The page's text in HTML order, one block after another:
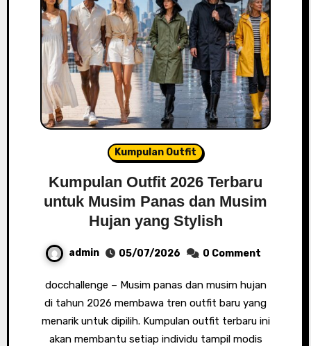
Kumpulan Outfit
Kumpulan Outfit 2026 Terbaru
untuk Musim Panas dan Musim
Hujan yang Stylish
admin 05/07/2026 0 Comment
docchallenge – Musim panas dan musim hujan
di tahun 2026 membawa tren outfit baru yang
menarik untuk dipilih. Kumpulan outfit terbaru ini
akan membantu setiap individu tampil modis